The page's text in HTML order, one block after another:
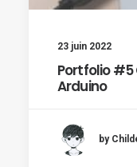
23 juin 2022
Portfolio #5
Arduino
by